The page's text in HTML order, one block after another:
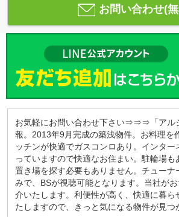
お問い合わせ(
お気軽にお問い合わせ下さい⇒⇒⇒「アル
報。2013年9月完成の築浅物件。お料理を
ッチンが快適でガスコンロあり。インター
っていますので快適なお住まい。駐輪場も
置き場を探す必要もありません。チューナ
みで、BSが視聴可能となります。当社が
介いたします。利便性が高く、快適に暮ら
たしますので、きっと気になる物件が見つ